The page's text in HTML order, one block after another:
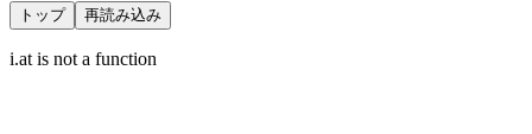
トップ 再読み込み
i.at is not a function